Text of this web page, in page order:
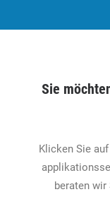
Sie
Klicken Sie
beraten wir